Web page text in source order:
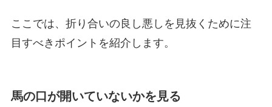
ここでは、折り合いの良し悪しを見抜くために注
目すべきポイントを紹介します。
馬の口が開いていないかを見る